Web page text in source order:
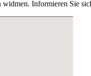
Informieren Sie